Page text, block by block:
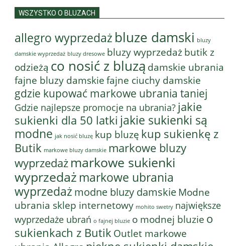
WSZYSTKO O BLUZACH
allegro wyprzedaż bluze damski bluzy
damskie wyprzedaż bluzy dresowe bluzy wyprzedaż butik z
odzieżą co nosić z bluzą damskie ubrania
fajne bluzy damskiefajne ciuchy damskie
gdzie kupować markowe ubrania taniej
Gdzie najlepsze promocje na ubrania? jakie
sukienki dla 50 latki jakie sukienki są
modne jak nosić bluzę kup bluzę kup sukienkę z
Butik markowe bluzy damskie markowe bluzy
wyprzedaż markowe sukienki
wyprzedaż markowe ubrania
wyprzedaż modne bluzy damskie Modne
ubrania sklep internetowy mohito swetry największe
wyprzedaże ubrań o fajnej bluzie o modnej bluzie o
sukienkach z Butik Outlet markowe